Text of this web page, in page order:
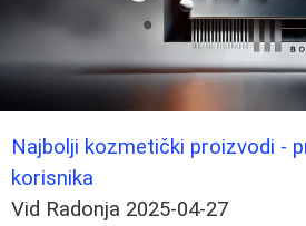
Najbolji kozmetički proizvodi -
korisnika
Vid Radonja 2025-04-27